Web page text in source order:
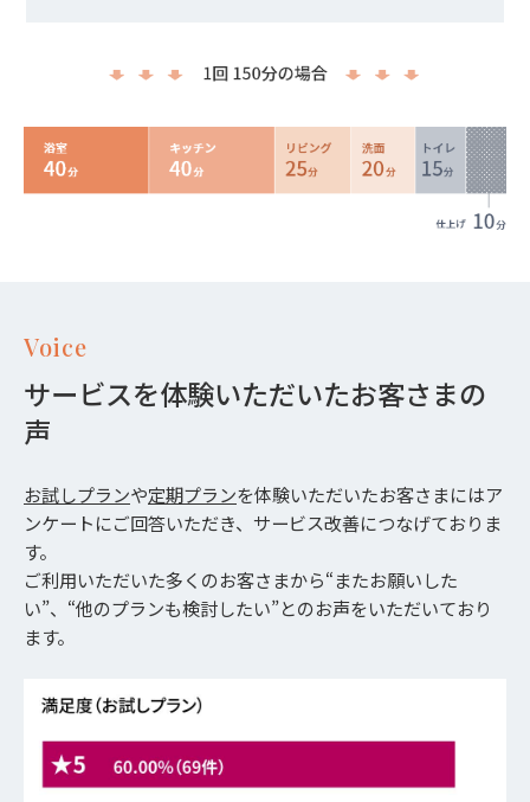
Voice
サービスを体験いただいたお客さまの
声
お試しプランや定期プランを体験いただいたお客さまにはア
ンケートにご回答いただき、サービス改善につなげておりま
す。
ご利用いただいた多くのお客さまから“またお願いした
い”、“他のプランも検討したい”とのお声をいただいており
ます。